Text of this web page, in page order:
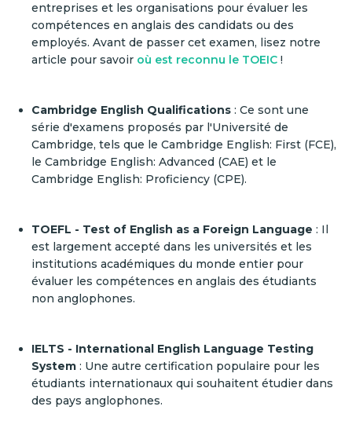
entreprises et les organisations pour évaluer les
compétences en anglais des candidats ou des
employés. Avant de passer cet examen, lisez notre
article pour savoir où est reconnu le TOEIC !
Cambridge English Qualifications : Ce sont une
série d'examens proposés par l'Université de
Cambridge, tels que le Cambridge English: First (FCE),
le Cambridge English: Advanced (CAE) et le
Cambridge English: Proficiency (CPE).
TOEFL - Test of English as a Foreign Language : Il
est largement accepté dans les universités et les
institutions académiques du monde entier pour
évaluer les compétences en anglais des étudiants
non anglophones.
IELTS - International English Language Testing
System : Une autre certification populaire pour les
étudiants internationaux qui souhaitent étudier dans
des pays anglophones.